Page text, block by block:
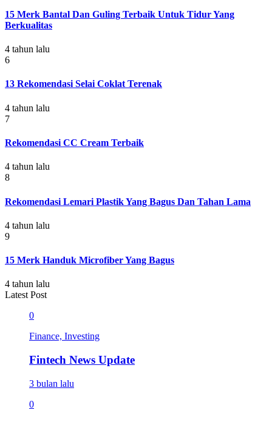
15 Merk Bantal Dan Guling Terbaik Untuk Tidur Yang
Berkualitas
4 tahun lalu
6
13 Rekomendasi Selai Coklat Terenak
4 tahun lalu
7
Rekomendasi CC Cream Terbaik
4 tahun lalu
8
Rekomendasi Lemari Plastik Yang Bagus Dan Tahan Lama
4 tahun lalu
9
15 Merk Handuk Microfiber Yang Bagus
4 tahun lalu
Latest Post
0
Finance, Investing
Fintech News Update
3 bulan lalu
0